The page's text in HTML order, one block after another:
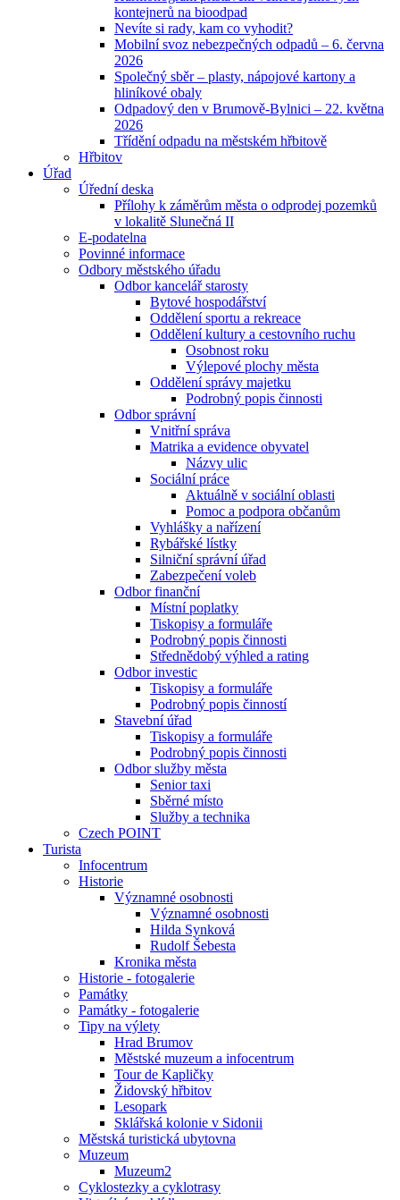
kontejnerů na bioodpad
Nevíte si rady, kam co vyhodit?
Mobilní svoz nebezpečných odpadů – 6. června
2026
Společný sběr – plasty, nápojové kartony a
hliníkové obaly
Odpadový den v Brumově-Bylnici – 22. května
2026
Třídění odpadu na městském hřbitově
Hřbitov
Úřad
Úřední deska
Přílohy k záměrům města o odprodej pozemků
v lokalitě Slunečná II
E-podatelna
Povinné informace
Odbory městského úřadu
Odbor kancelář starosty
Bytové hospodářství
Oddělení sportu a rekreace
Oddělení kultury a cestovního ruchu
Osobnost roku
Výlepové plochy města
Oddělení správy majetku
Podrobný popis činnosti
Odbor správní
Vnitřní správa
Matrika a evidence obyvatel
Názvy ulic
Sociální práce
Aktuálně v sociální oblasti
Pomoc a podpora občanům
Vyhlášky a nařízení
Rybářské lístky
Silniční správní úřad
Zabezpečení voleb
Odbor finanční
Místní poplatky
Tiskopisy a formuláře
Podrobný popis činnosti
Střednědobý výhled a rating
Odbor investic
Tiskopisy a formuláře
Podrobný popis činností
Stavební úřad
Tiskopisy a formuláře
Podrobný popis činnosti
Odbor služby města
Senior taxi
Sběrné místo
Služby a technika
Czech POINT
Turista
Infocentrum
Historie
Významné osobnosti
Významné osobnosti
Hilda Synková
Rudolf Šebesta
Kronika města
Historie - fotogalerie
Památky
Památky - fotogalerie
Tipy na výlety
Hrad Brumov
Městské muzeum a infocentrum
Tour de Kapličky
Židovský hřbitov
Lesopark
Sklářská kolonie v Sidonii
Městská turistická ubytovna
Muzeum
Muzeum2
Cyklostezky a cyklotrasy